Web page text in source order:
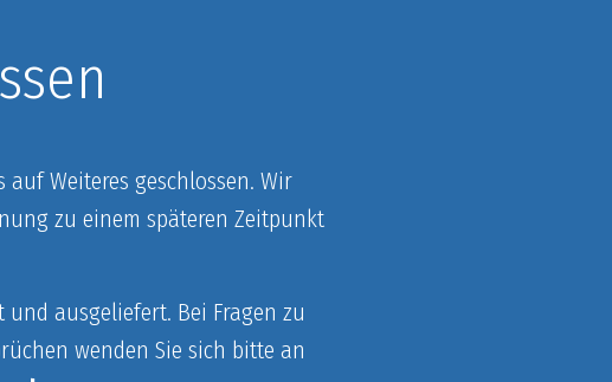
Weiteres geschlossen. Wir
zu einem späteren Zeitpunkt
ausgeliefert. Bei Fragen zu
wenden Sie sich bitte an